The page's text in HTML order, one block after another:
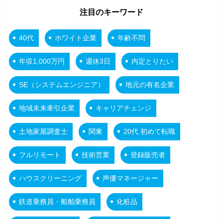
注目のキーワード
40代 ホワイト企業 年齢不問
年収1,000万円 週休3日 内定とりたい
SE（システムエンジニア） 地元の有名企業
地域未来牽引企業 キャリアチェンジ
土地家屋調査士 関東 20代 初めて転職
フルリモート 技術営業 登録販売者
ハウスクリーニング 声優マネージャー
鉄道乗務員・船舶乗務員 化粧品